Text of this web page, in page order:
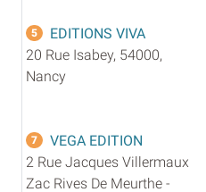
5
EDITIONS VIVA
20 Rue Isabey, 54000,
Nancy
7
VEGA EDITION
2 Rue Jacques Villermaux
Zac Rives De Meurthe -